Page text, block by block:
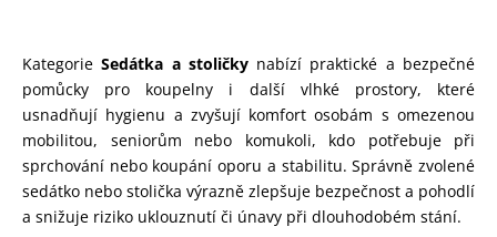
KategorieSedátka a stoličkynabízí praktické a bezpečné
pomůcky pro koupelny i další vlhké prostory, které
usnadňují hygienu a zvyšují komfort osobám s omezenou
mobilitou, seniorům nebo komukoli, kdo potřebuje při
sprchování nebo koupání oporu a stabilitu. Správně zvolené
sedátko nebo stolička výrazně zlepšuje bezpečnost a pohodlí
a snižuje riziko uklouznutí či únavy při dlouhodobém stání.